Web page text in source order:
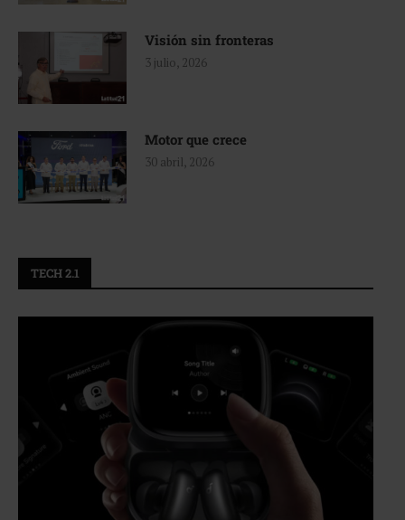
Visión sin fronteras
3 julio, 2026
Motor que crece
30 abril, 2026
TECH 2.1